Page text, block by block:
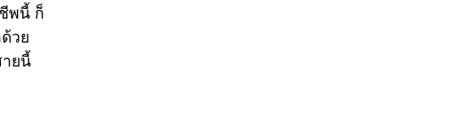
พนี้ ก็
วย
ายนี้